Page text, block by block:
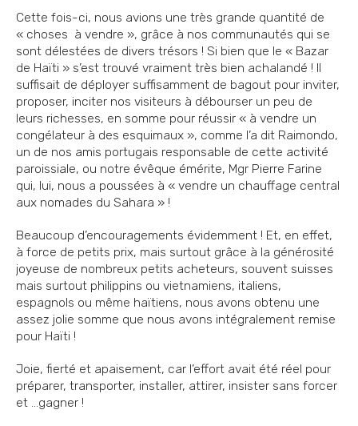
Cette fois-ci, nous avions une très grande quantité de
« choses à vendre », grâce à nos communautés qui se
sont délestées de divers trésors ! Si bien que le « Bazar
de Haïti » s’est trouvé vraiment très bien achalandé ! Il
suffisait de déployer suffisamment de bagout pour inviter,
proposer, inciter nos visiteurs à débourser un peu de
leurs richesses, en somme pour réussir « à vendre un
congélateur à des esquimaux », comme l’a dit Raimondo,
un de nos amis portugais responsable de cette activité
paroissiale, ou notre évêque émérite, Mgr Pierre Farine
qui, lui, nous a poussées à « vendre un chauffage central
aux nomades du Sahara » !
Beaucoup d’encouragements évidemment ! Et, en effet,
à force de petits prix, mais surtout grâce à la générosité
joyeuse de nombreux petits acheteurs, souvent suisses
mais surtout philippins ou vietnamiens, italiens,
espagnols ou même haïtiens, nous avons obtenu une
assez jolie somme que nous avons intégralement remise
pour Haïti !
Joie, fierté et apaisement, car l’effort avait été réel pour
préparer, transporter, installer, attirer, insister sans forcer
et …gagner !